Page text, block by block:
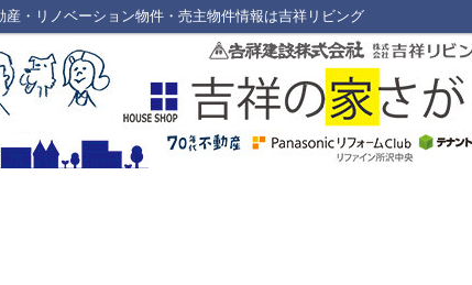
産・リノベーション物件・売主物件情報は吉祥リビング